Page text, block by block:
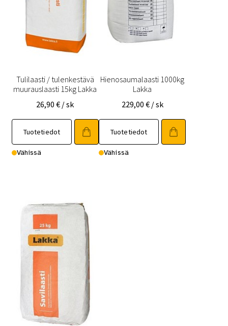
Tulilaasti / tulenkestävä
muurauslaasti 15kg Lakka
26,90€ / sk
Tuotetiedot
Vähissä
Hienosaumalaasti 1000kg
Lakka
229,00 € / sk
Tuotetiedot
Vähissä